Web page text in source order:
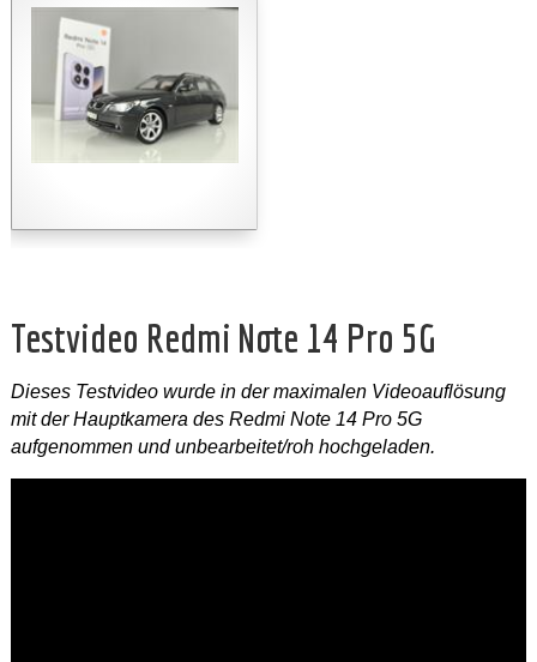
Testvideo Redmi Note 14 Pro 5G
Dieses Testvideo wurde in der maximalen Videoauflösung
mit der Hauptkamera des Redmi Note 14 Pro 5G
aufgenommen und unbearbeitet/roh hochgeladen.